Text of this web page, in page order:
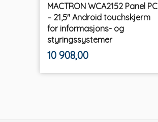
MACTRON WCA2152 Panel PC
– 21,5" Android touchskjerm
for informasjons- og
styringssystemer
Pris
10 908,00mva.